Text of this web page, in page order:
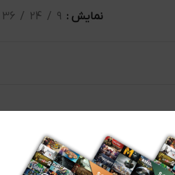
نمایش 9
24
36